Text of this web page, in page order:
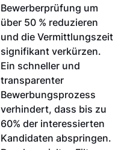
Bewerberprüfung um
über 50 % reduzieren
und die Vermittlungszeit
signifikant verkürzen.
Ein schneller und
transparenter
Bewerbungsprozess
verhindert, dass bis zu
60% der interessierten
Kandidaten abspringen.